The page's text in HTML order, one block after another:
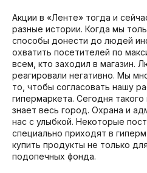
Акции в «Ленте» тогда и
разные истории. Когда мы
способы донести до людей
охватить посетителей по
всем, кто заходил в магазин.
реагировали негативно. Мы
то, чтобы согласовать нашу
гипермаркета. Сегодня
знает весь город. Охрана и
нас с улыбкой. Некоторые
специально приходят в
купить продукты не только
подопечных фонда.